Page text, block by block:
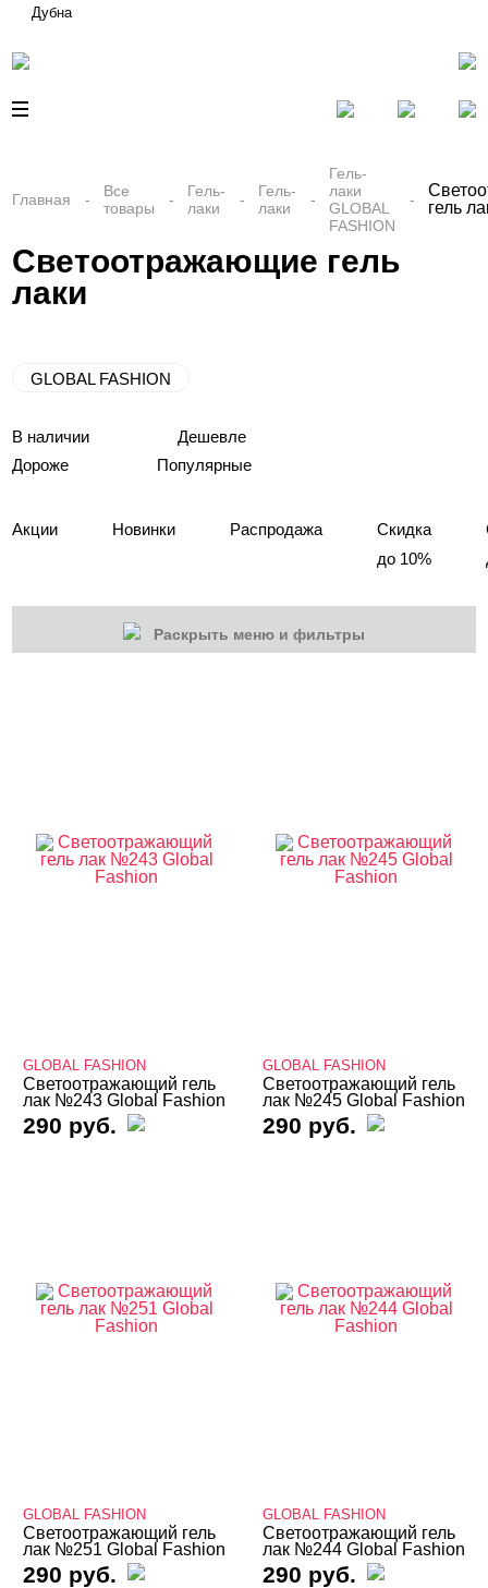
Дубна
Главная
Все
товары
Гель-
лаки
Гель-
лаки
Гель-
лаки
GLOBAL
FASHION
гель
Светоотражающие гель
лаки
GLOBAL FASHION
В наличии
Дешевле
Дороже
Популярные
Акции Новинки Распродажа
Скидка
до 10%
Раскрыть меню и фильтры
Распродажа
Гель-лаки
Базы камуфлирующие
Базы Неоновые
Витражные
Кошачий глаз MIO Nails
Термо THERMO
ТОП Кошачий глаз
GLOBAL FASHION
Светоотражающий гель
лак №243 Global Fashion
290 руб.
GLOBAL FASHION
Светоотражающий гель
лак №245 Global Fashion
290 руб.
GLOBAL FASHION
Светоотражающий гель
лак №251 Global Fashion
290 руб.
GLOBAL FASHION
Светоотражающий гель
лак №244 Global Fashion
290 руб.